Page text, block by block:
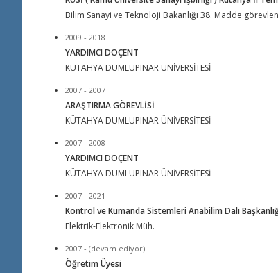
Bilim Sanayi ve Teknoloji Bakanlığı 38. Madde
2009 - 2018
YARDIMCI DOÇENT
KÜTAHYA DUMLUPINAR ÜNİVERSİTESİ
2007 - 2007
ARAŞTIRMA GÖREVLİSİ
KÜTAHYA DUMLUPINAR ÜNİVERSİTESİ
2007 - 2008
YARDIMCI DOÇENT
KÜTAHYA DUMLUPINAR ÜNİVERSİTESİ
2007 - 2021
Kontrol ve Kumanda Sistemleri Anabilim Dalı
Elektrik-Elektronik Müh.
2007 - (devam ediyor)
Öğretim Üyesi